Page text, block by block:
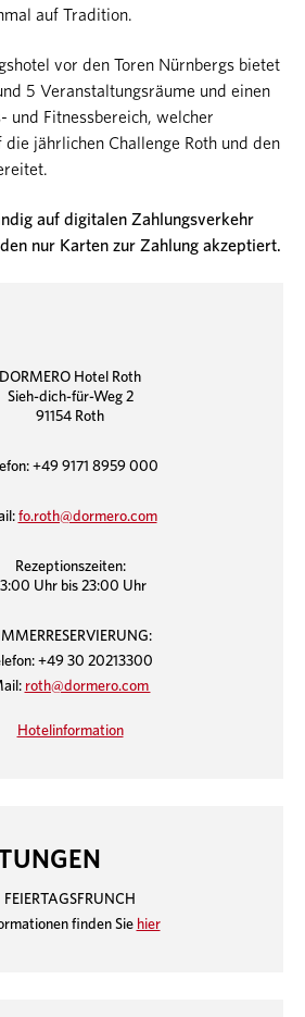
auf Tradition.
vor den Toren Nürnbergs bietet
5 Veranstaltungsräume und einen
und Fitnessbereich, welcher
jährlichen Challenge Roth und den
auf digitalen Zahlungsverkehr
nur Karten zur Zahlung akzeptiert.
DORMERO Hotel Roth
Sieh-dich-für-Weg 2
91154 Roth
+49 9171 8959 000
fo.roth@dormero.com
Rezeptionszeiten:
Uhr bis 23:00 Uhr
+49 30 20213300
roth@dormero.com
Hotelinformation
FEIERTAGSFRUNCH
finden Sie hier